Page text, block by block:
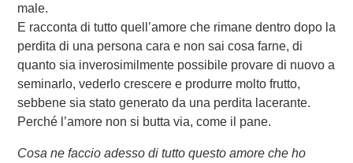
male.
E racconta di tutto quell’amore che rimane dentro dopo la
perdita di una persona cara e non sai cosa farne, di
quanto sia inverosimilmente possibile provare di nuovo a
seminarlo, vederlo crescere e produrre molto frutto,
sebbene sia stato generato da una perdita lacerante.
Perché l’amore non si butta via, come il pane.
Cosa ne faccio adesso di tutto questo amore che ho